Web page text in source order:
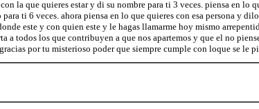
la que quieres estar y di su nombre para ti 3 veces. piensa en lo
ti 6 veces. ahora piensa en lo que quieres con esa persona y
este y con quien este y le hagas llamarme hoy mismo
a todos los que contribuyen a que nos apartemos y que el no
por tu misterioso poder que siempre cumple con loque se le